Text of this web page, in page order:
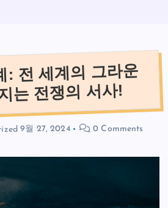
: 전 세계의 그라운
는 전쟁의 서사!
9월 27, 2024 0 Comments